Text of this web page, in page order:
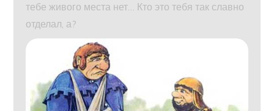
тебе живого места нет… Кто это тебя так славно
отделал, а?